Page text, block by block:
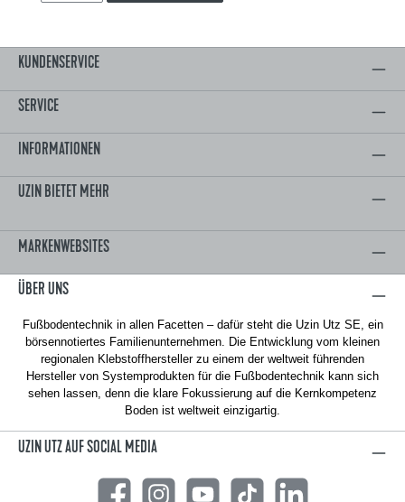
KUNDENSERVICE
SERVICE
INFORMATIONEN
UZIN BIETET MEHR
MARKENWEBSITES
ÜBER UNS
Fußbodentechnik in allen Facetten – dafür steht die Uzin Utz SE, ein
börsennotiertes Familienunternehmen. Die Entwicklung vom kleinen
regionalen Klebstoffhersteller zu einem der weltweit führenden
Hersteller von Systemprodukten für die Fußbodentechnik kann sich
sehen lassen, denn die klare Fokussierung auf die Kernkompetenz
Boden ist weltweit einzigartig.
UZIN UTZ AUF SOCIAL MEDIA